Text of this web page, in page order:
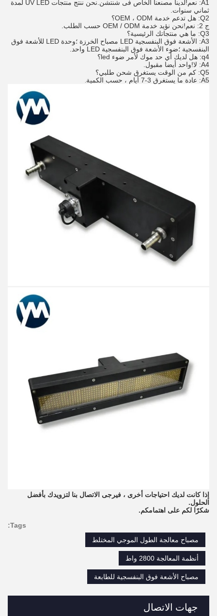
جهات الاتصال
A1: نعم!لدينا مصنعنا الخاص فى شنتشن.نحن ننتج منتجات UV LED لمدة
ثماني سنوات.
Q2: هل تدعم خدمة OEM ، ODM؟
ج 2: نعم!نحن نؤيد خدمة OEM / ODM حسب الطلب.
Q3: ما هي منتجاتك الرئيسية؟
A3: الأشعة فوق البنفسجية LED مصباح الخرزة ؛وحدة LED للأشعة فوق
البنفسجية ؛ضوء الأشعة فوق البنفسجية LED واحد.
q4: هل لديك أي حد موك لأمر ضوء led؟
A4: لا!واحد أيضا مقبول.
Q5: كم من الوقت يستغرق شحن طلبي؟
A5: عادة ما يستغرق 3-7 أيام ، حسب الكمية
إذا كانت لديك احتياجات أخرى ، فيرجى الاتصال بنا لتزويدك بأفضل
الحلول.
شكرًا لكم على اهتمامكم.
Tags:
مصباح معالجة الطول الموجي المختلط
أنظمة المعالجة 2800 واط
مصباح الأشعة فوق البنفسجية للطابعة